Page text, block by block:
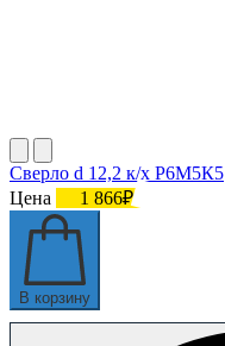
Сверло d 12,2 к/х Р6М5К5
Цена
1 866₽
В корзину